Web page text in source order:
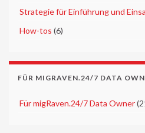
Strategie für Einführung und
How-tos (6)
FÜR MIGRAVEN.24/7 DATA
Für migRaven.24/7 Data Owner